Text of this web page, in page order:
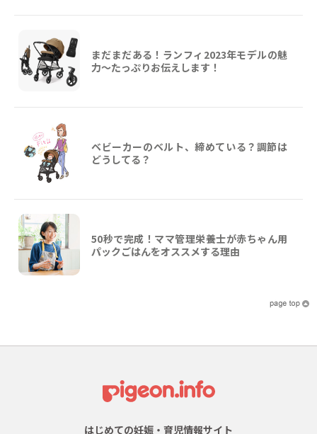
まだまだある！ランフィ2023年モデルの魅
力～たっぷりお伝えします！
ベビーカーのベルト、締めている？調節は
どうしてる？
50秒で完成！ママ管理栄養士が赤ちゃん用
パックごはんをオススメする理由
はじめての妊娠・育児情報サイト